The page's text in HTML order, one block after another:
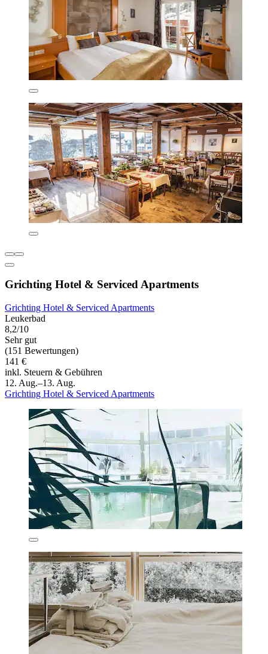
Grichting Hotel & Serviced Apartments
Grichting Hotel & Serviced Apartments
Leukerbad
8,2/10
Sehr gut
(151 Bewertungen)
141 €
inkl. Steuern & Gebühren
12. Aug.–13. Aug.
Grichting Hotel & Serviced Apartments